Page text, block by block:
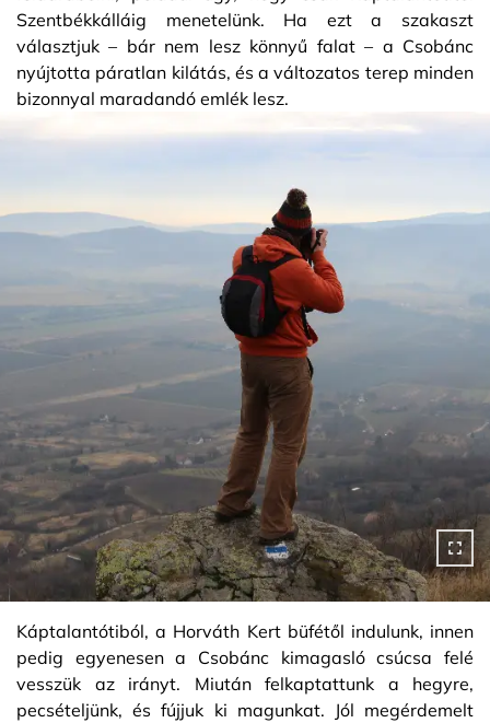
Szentbékkálláig menetelünk. Ha ezt a szakaszt
választjuk – bár nem lesz könnyű falat – a Csobánc
nyújtotta páratlan kilátás, és a változatos terep minden
bizonnyal maradandó emlék lesz.
Káptalantótiból, a Horváth Kert büfétől indulunk, innen
pedig egyenesen a Csobánc kimagasló csúcsa felé
vesszük az irányt. Miután felkaptattunk a hegyre,
pecsételjünk, és fújjuk ki magunkat. Jól megérdemelt